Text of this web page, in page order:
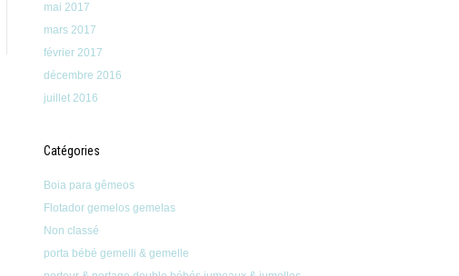
mai 2017
mars 2017
février 2017
décembre 2016
juillet 2016
Catégories
Boia para gêmeos
Flotador gemelos gemelas
Non classé
porta bébé gemelli & gemelle